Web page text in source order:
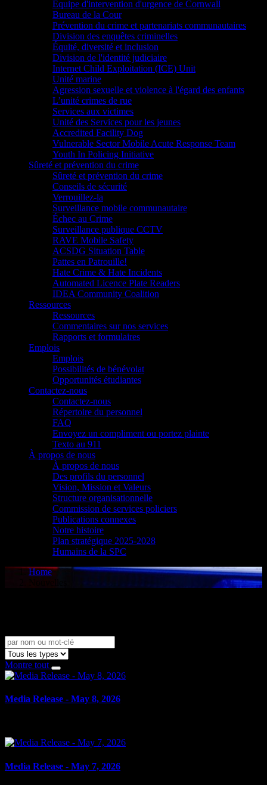
Équipe d'intervention d'urgence de Cornwall
Bureau de la Cour
Prévention du crime et partenariats communautaires
Division des enquêtes criminelles
Équité, diversité et inclusion
Division de l'identité judiciaire
Internet Child Exploitation (ICE) Unit
Unité marine
Agression sexuelle et violence à l'égard des enfants
L’unité crimes de rue
Services aux victimes
Unité des Services pour les jeunes
Accredited Facility Dog
Vulnerable Sector Mobile Acute Response Team
Youth In Policing Initiative
Sûreté et prévention du crime
Sûreté et prévention du crime
Conseils de sécurité
Verrouillez-la
Surveillance mobile communautaire
Échec au Crime
Surveillance publique CCTV
RAVE Mobile Safety
ACSDG Situation Table
Pattes en Patrouille!
Hate Crime & Hate Incidents
Automated Licence Plate Readers
IDEA Community Coalition
Ressources
Ressources
Commentaires sur nos services
Rapports et formulaires
Emplois
Emplois
Possibilités de bénévolat
Opportunités étudiantes
Contactez-nous
Contactez-nous
Répertoire du personnel
FAQ
Envoyez un compliment ou portez plainte
Texto au 911
À propos de nous
À propos de nous
Des profils du personnel
Vision, Mission et Valeurs
Structure organisationnelle
Commission de services policiers
Publications connexes
Notre histoire
Plan stratégique 2025-2028
Humains de la SPC
Home
Montre tout
Media Release - May 8, 2026
Media Release - May 7, 2026